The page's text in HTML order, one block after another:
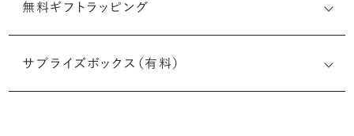
無料ギフトラッピング
サプライズボックス（有料）